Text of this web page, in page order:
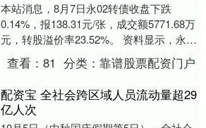
本站消息，8月7日永02转债收盘下跌
0.14%，报138.31元/张，成交额5771.68万
元，转股溢价率23.52%。 资料显示，永02
转债信用级别为“AA-....
查看：81 分类：靠谱股票配资门户
配资宝 全社会跨区域人员流动量超29
亿人次